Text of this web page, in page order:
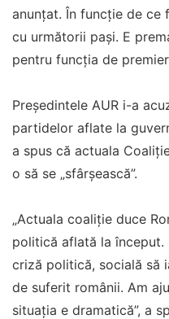
anunțat. În funcție de ce
cu următorii pași. E
pentru funcția de
Președintele AUR i-a
partidelor aflate la
a spus că actuala
o să se „sfârșească”.
„Actuala coaliție duce
politică aflată la început.
criză politică, socială să
de suferit românii. Am
situația e dramatică”, a